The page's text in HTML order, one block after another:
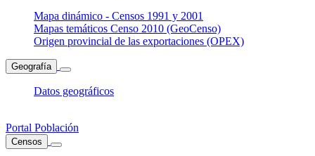
Mapa dinámico - Censos 1991 y 2001
Mapas temáticos Censo 2010 (GeoCenso)
Origen provincial de las exportaciones (OPEX)
Geografía
Datos geográficos
Portal Población
Censos